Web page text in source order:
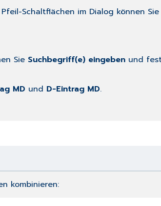
Schaltflächen im Dialog können
Sie Suchbegriff(e) eingeben und
MD und D-Eintrag MD.
kombinieren: